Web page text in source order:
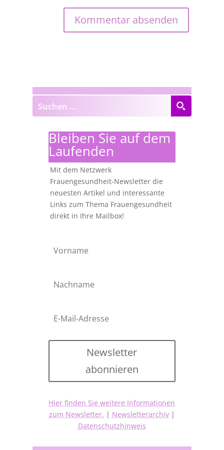
Bleiben Sie auf dem
Laufenden
Mit dem Netzwerk
Frauengesundheit-Newsletter die
neuesten Artikel und interessante
Links zum Thema Frauengesundheit
direkt in Ihre Mailbox!
Newsletter
abonnieren
Hier finden Sie weitere Informationen
zum Newsletter. | Newsletterarchiv|
Datenschutzhinweis